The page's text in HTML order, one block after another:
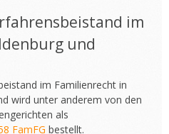
im
und
im Familienrecht in
wird unter anderem von den
als
FamFG bestellt.